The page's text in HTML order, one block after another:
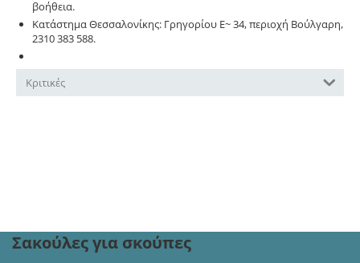
βοήθεια.
Κατάστημα Θεσσαλονίκης: Γρηγορίου Ε~ 34, περιοχή Βούλγαρη,
2310 383 588.
Κριτικές
Σακούλες για σκούπες